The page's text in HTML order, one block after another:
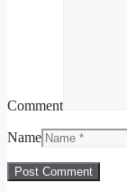
Comment
Name